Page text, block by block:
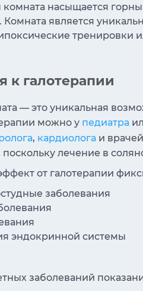
комната насыщается
является
тренировки
к галотерапии
— это уникальная
можно у педиатра
, кардиолога и
лечение в
от галотерапии
заболевания
эндокринной системы
заболеваний